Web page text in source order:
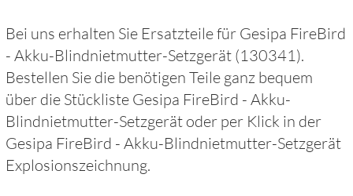
Bei uns erhalten Sie Ersatzteile für Gesipa FireBird
- Akku-Blindnietmutter-Setzgerät (130341).
Bestellen Sie die benötigen Teile ganz bequem
über die Stückliste Gesipa FireBird - Akku-
Blindnietmutter-Setzgerät oder per Klick in der
Gesipa FireBird - Akku-Blindnietmutter-Setzgerät
Explosionszeichnung.